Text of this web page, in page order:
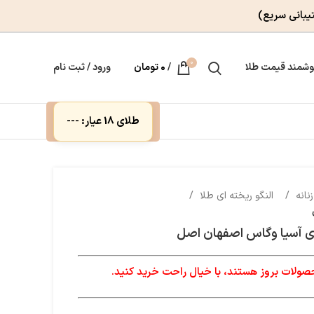
سریع)
قیمت طلا 0
/۰تومان ورود / ثبت نام
طلای 18 عیار: ---
النگو ریخته ای طلا
آسیا وگاس اصفهان اصل
بروز هستند، با خیال راحت خرید کنید.